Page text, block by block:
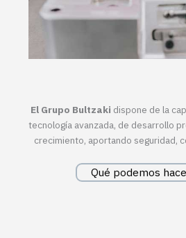
El Grupo Bultzaki dispone de la
tecnología avanzada, de desarrollo
crecimiento, aportando seguridad,
Qué podemos